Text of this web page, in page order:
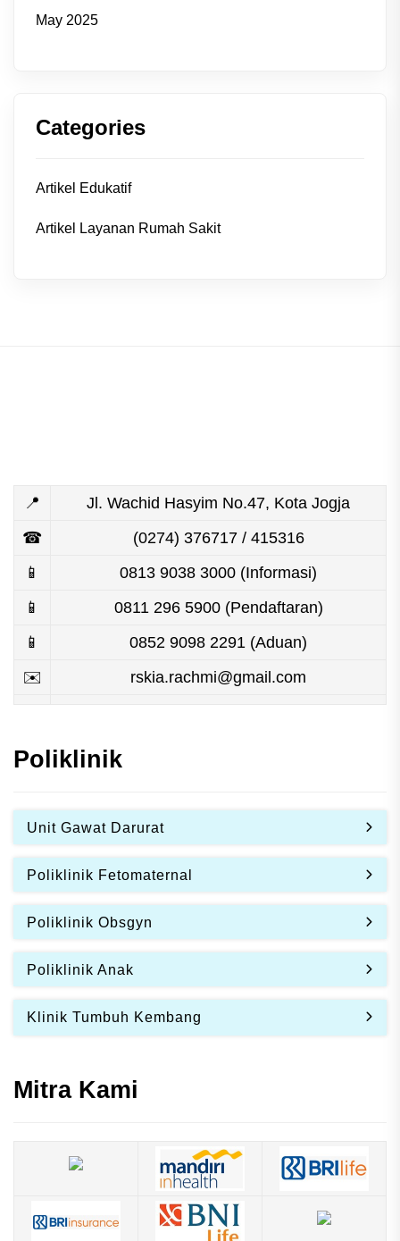
May 2025
Categories
Artikel Edukatif
Artikel Layanan Rumah Sakit
📍
Jl. Wachid Hasyim No.47, Kota Jogja
☎
(0274) 376717 / 415316
📱
0813 9038 3000 (Informasi)
📱
0811 296 5900 (Pendaftaran)
📱
0852 9098 2291 (Aduan)
✉️
rskia.rachmi@gmail.com
Poliklinik
Unit Gawat Darurat
Poliklinik Fetomaternal
Poliklinik Obsgyn
Poliklinik Anak
Klinik Tumbuh Kembang
Mitra Kami